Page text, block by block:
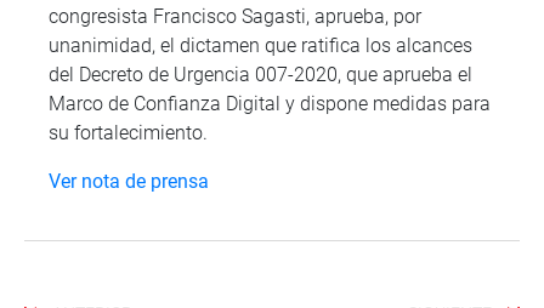
congresista Francisco Sagasti, aprueba, por
unanimidad, el dictamen que ratifica los alcances
del Decreto de Urgencia 007-2020, que aprueba el
Marco de Confianza Digital y dispone medidas para
su fortalecimiento.
Ver nota de prensa